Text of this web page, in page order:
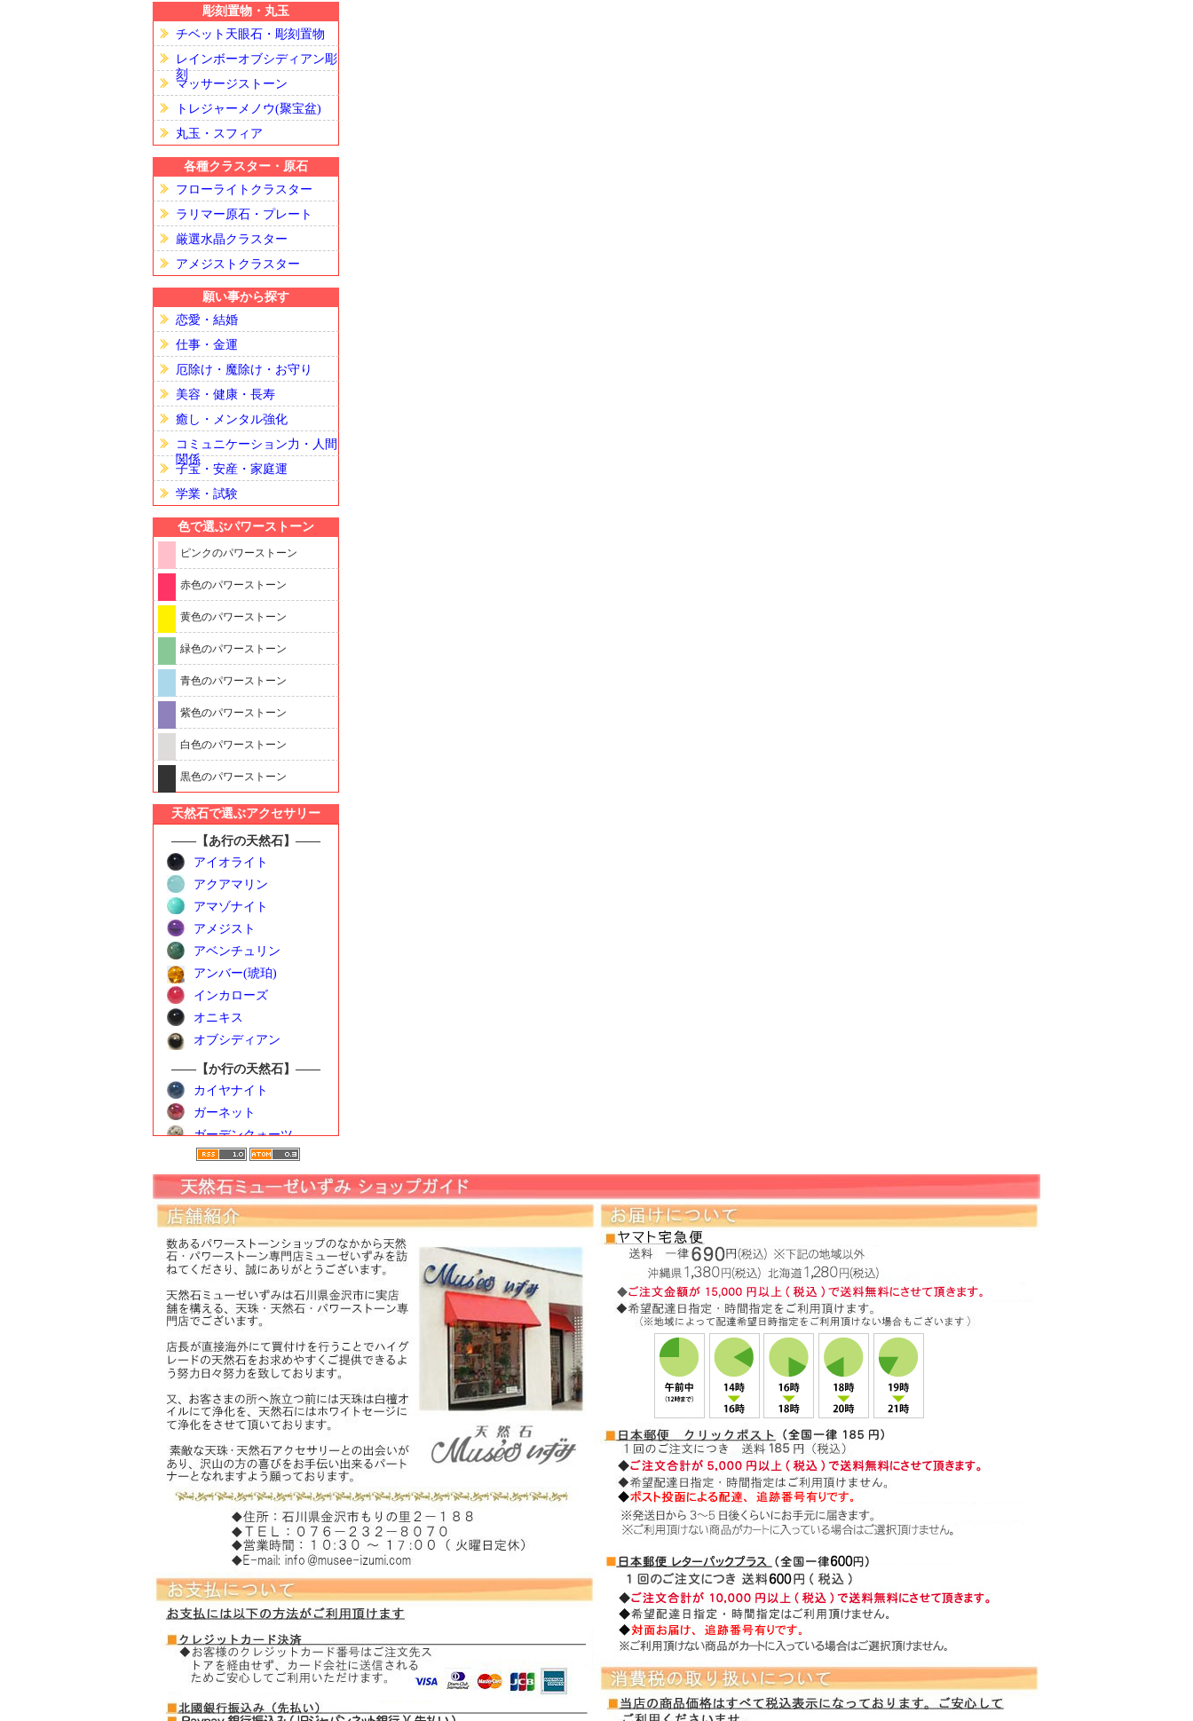
彫刻置物・丸玉
チベット天眼石・彫刻置物
レインボーオブシディアン彫
刻
マッサージストーン
トレジャーメノウ(聚宝盆)
丸玉・スフィア
各種クラスター・原石
フローライトクラスター
ラリマー原石・プレート
厳選水晶クラスター
アメジストクラスター
願い事から探す
恋愛・結婚
仕事・金運
厄除け・魔除け・お守り
美容・健康・長寿
癒し・メンタル強化
コミュニケーション力・人間
関係
子宝・安産・家庭運
学業・試験
色で選ぶパワーストーン
ピンクのパワーストーン
赤色のパワーストーン
黄色のパワーストーン
緑色のパワーストーン
青色のパワーストーン
紫色のパワーストーン
白色のパワーストーン
黒色のパワーストーン
天然石で選ぶアクセサリー
――【あ行の天然石】――
アイオライト
アクアマリン
アマゾナイト
アメジスト
アベンチュリン
アンバー(琥珀)
インカローズ
オニキス
オブシディアン
――【か行の天然石】――
カイヤナイト
ガーネット
ガーデンクォーツ
カーネリアン
クンツァイト
ゴールデンベリル
――【さ行の天然石】――
サンストーン
シトリン
シーブルーカルセドニ
ー
水晶（クォーツ）
スギライト
スモーキークォーツ
――【た行の天然石】――
タイガーアイ
チャロアイト
天眼石(チベットメノ
トパーズ
トルマリン
――【は行の天然石】――
ハイパースシーン
翡翠
ピンクオパール
ブルーレースアゲート
プレナイト
フローライト